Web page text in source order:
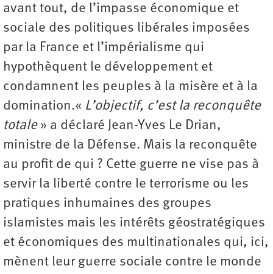
avant tout, de l’impasse économique et
sociale des politiques libérales imposées
par la France et l’impérialisme qui
hypothèquent le développement et
condamnent les peuples à la misère et à la
domination.« L’objectif, c’est la reconquête
totale» a déclaré Jean-Yves Le Drian,
ministre de la Défense. Mais la reconquête
au profit de qui ? Cette guerre ne vise pas à
servir la liberté contre le terrorisme ou les
pratiques inhumaines des groupes
islamistes mais les intérêts géostratégiques
et économiques des multinationales qui, ici,
mènent leur guerre sociale contre le monde